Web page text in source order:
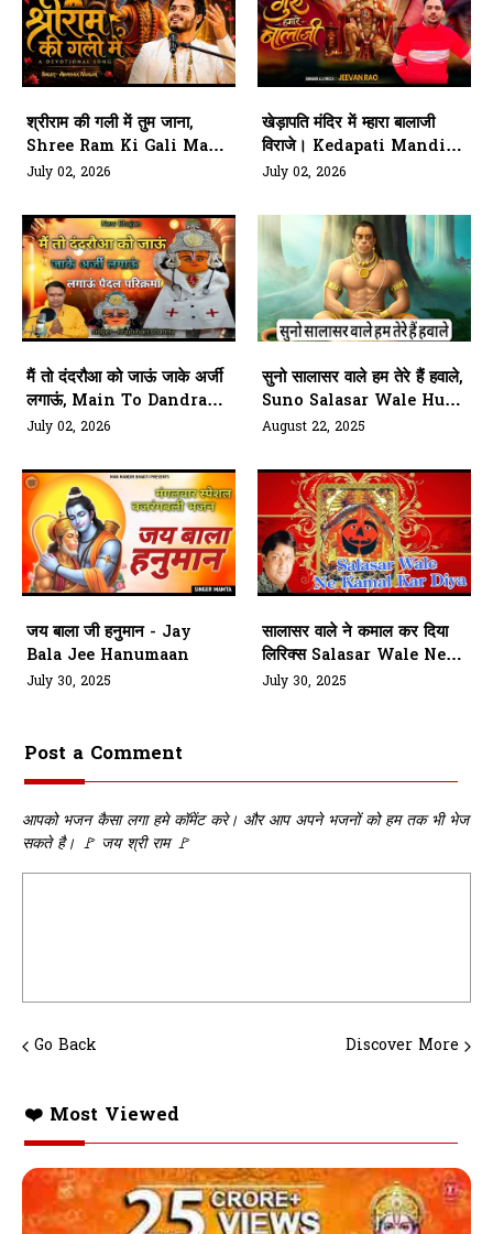
श्रीराम की गली में तुम जाना,
Shree Ram Ki Gali Main
Tum Jaana
July 02, 2026
खेड़ापति मंदिर में म्हारा बालाजी
विराजे। Kedapati Mandir
M Mahara Bala G Viraje
July 02, 2026
मैं तो दंदरौआ को जाऊं जाके अर्जी
लगाऊं, Main To Dandraua
Ko Jaaun
July 02, 2026
सुनो सालासर वाले हम तेरे हैं हवाले,
Suno Salasar Wale Hum
Tere Hawale
August 22, 2025
जय बाला जी हनुमान - Jay
Bala Jee Hanumaan
July 30, 2025
सालासर वाले ने कमाल कर दिया
लिरिक्स Salasar Wale Ne
Kamaal Kar Diya Lyrics
July 30, 2025
Post a Comment
आपको भजन कैसा लगा हमे कॉमेंट करे। और आप अपने भजनों को हम तक भी भेज
सकते है। 🚩 जय श्री राम 🚩
Go Back Discover More
❤️ Most Viewed